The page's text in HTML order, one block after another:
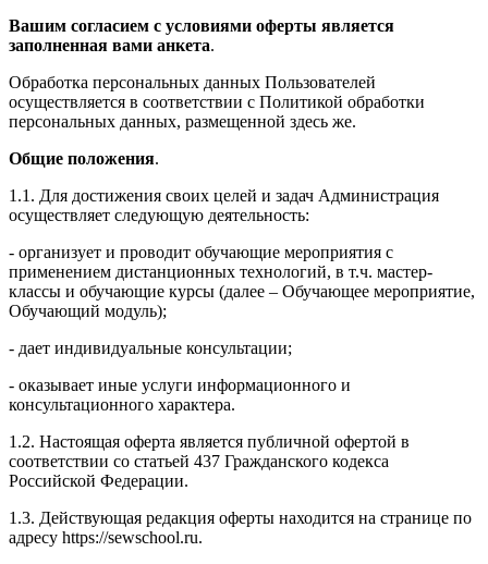
Вашим согласием с условиями оферты является
заполненная вами анкета.
Обработка персональных данных Пользователей
осуществляется в соответствии с Политикой обработки
персональных данных, размещенной здесь же.
Общие положения.
1.1. Для достижения своих целей и задач Администрация
осуществляет следующую деятельность:
- организует и проводит обучающие мероприятия с
применением дистанционных технологий, в т.ч. мастер-
классы и обучающие курсы (далее – Обучающее мероприятие,
Обучающий модуль);
- дает индивидуальные консультации;
- оказывает иные услуги информационного и
консультационного характера.
1.2. Настоящая оферта является публичной офертой в
соответствии со статьей 437 Гражданского кодекса
Российской Федерации.
1.3. Действующая редакция оферты находится на странице по
адресу https://sewschool.ru.